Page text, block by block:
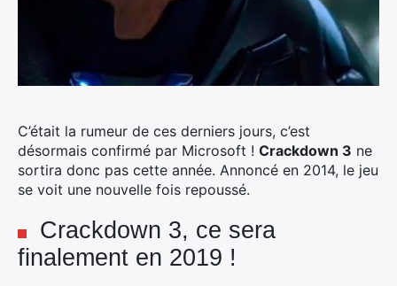
C’était la rumeur de ces derniers jours, c’est
désormais confirmé par Microsoft ! Crackdown 3 ne
sortira donc pas cette année. Annoncé en 2014, le jeu
se voit une nouvelle fois repoussé.
Crackdown 3, ce sera
finalement en 2019 !